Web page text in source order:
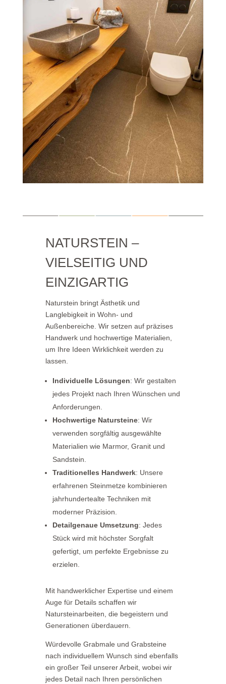
NATURSTEIN –
VIELSEITIG UND
EINZIGARTIG
Naturstein bringt Ästhetik und
Langlebigkeit in Wohn- und
Außenbereiche. Wir setzen auf präzises
Handwerk und hochwertige Materialien,
um Ihre Ideen Wirklichkeit werden zu
lassen.
Individuelle Lösungen: Wir gestalten
jedes Projekt nach Ihren Wünschen und
Anforderungen.
Hochwertige Natursteine: Wir
verwenden sorgfältig ausgewählte
Materialien wie Marmor, Granit und
Sandstein.
Traditionelles Handwerk: Unsere
erfahrenen Steinmetze kombinieren
jahrhundertealte Techniken mit
moderner Präzision.
Detailgenaue Umsetzung: Jedes
Stück wird mit höchster Sorgfalt
gefertigt, um perfekte Ergebnisse zu
erzielen.
Mit handwerklicher Expertise und einem
Auge für Details schaffen wir
Natursteinarbeiten, die begeistern und
Generationen überdauern.
Würdevolle Grabmale und Grabsteine
nach individuellem Wunsch sind ebenfalls
ein großer Teil unserer Arbeit, wobei wir
jedes Detail nach Ihren persönlichen